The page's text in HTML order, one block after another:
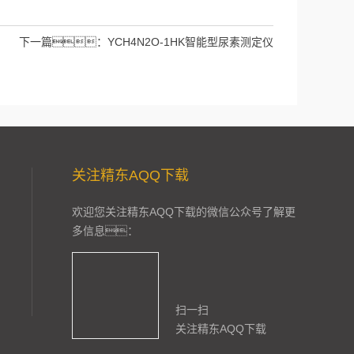
下一篇： YCH4N2O-1HK智能型尿素测定仪
关注精东AQQ下载
欢迎您关注精东AQQ下载的微信公众号了解更
多信息：
扫一扫
关注精东AQQ下载